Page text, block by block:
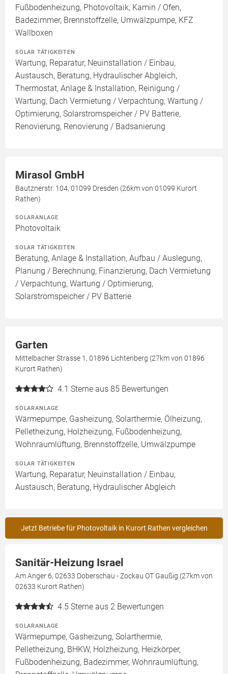
Fußbodenheizung, Photovoltaik, Kamin / Ofen,
Badezimmer, Brennstoffzelle, Umwälzpumpe, KFZ
Wallboxen
SOLAR TÄTIGKEITEN
Wartung, Reparatur, Neuinstallation / Einbau,
Austausch, Beratung, Hydraulischer Abgleich,
Thermostat, Anlage & Installation, Reinigung /
Wartung, Dach Vermietung / Verpachtung, Wartung /
Optimierung, Solarstromspeicher / PV Batterie,
Renovierung, Renovierung / Badsanierung
Mirasol GmbH
Bautznerstr. 104, 01099 Dresden (26km von 01099 Kurort
Rathen)
SOLARANLAGE
Photovoltaik
SOLAR TÄTIGKEITEN
Beratung, Anlage & Installation, Aufbau / Auslegung,
Planung / Berechnung, Finanzierung, Dach Vermietung
/ Verpachtung, Wartung / Optimierung,
Solarstromspeicher / PV Batterie
Garten
Mittelbacher Strasse 1, 01896 Lichtenberg (27km von 01896
Kurort Rathen)
4.1 Sterne aus 85 Bewertungen
SOLARANLAGE
Wärmepumpe, Gasheizung, Solarthermie, Ölheizung,
Pelletheizung, Holzheizung, Fußbodenheizung,
Wohnraumlüftung, Brennstoffzelle, Umwälzpumpe
SOLAR TÄTIGKEITEN
Wartung, Reparatur, Neuinstallation / Einbau,
Austausch, Beratung, Hydraulischer Abgleich
Jetzt Betriebe für Photovoltaik in Kurort Rathen vergleichen
Sanitär-Heizung Israel
Am Anger 6, 02633 Doberschau - Zockau OT Gaußig (27km von
02633 Kurort Rathen)
4.5 Sterne aus 2 Bewertungen
SOLARANLAGE
Wärmepumpe, Gasheizung, Solarthermie,
Pelletheizung, BHKW, Holzheizung, Heizkörper,
Fußbodenheizung, Badezimmer, Wohnraumlüftung,